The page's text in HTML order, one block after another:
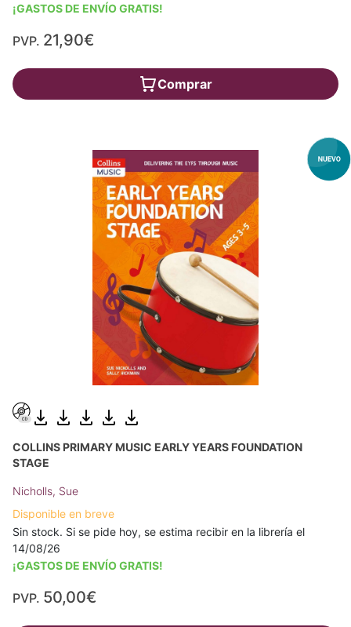
¡GASTOS DE ENVÍO GRATIS!
PVP. 21,90€
Comprar
COLLINS PRIMARY MUSIC EARLY YEARS FOUNDATION
STAGE
Nicholls, Sue
Disponible en breve
Sin stock. Si se pide hoy, se estima recibir en la librería el
14/08/26
¡GASTOS DE ENVÍO GRATIS!
PVP. 50,00€